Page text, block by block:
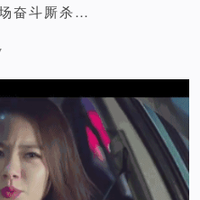
奋斗厮杀…